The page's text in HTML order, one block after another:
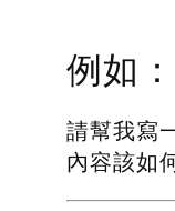
例如：
請幫我寫
內容該如